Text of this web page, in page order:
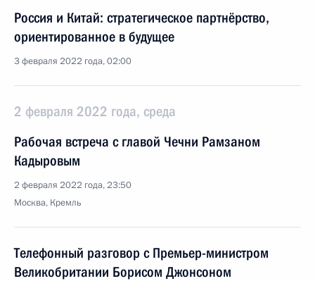
Россия и Китай: стратегическое партнёрство,
ориентированное в будущее
3 февраля 2022 года, 02:00
2 февраля 2022 года, среда
Рабочая встреча с главой Чечни Рамзаном
Кадыровым
2 февраля 2022 года, 23:50
Москва, Кремль
Телефонный разговор с Премьер-министром
Великобритании Борисом Джонсоном